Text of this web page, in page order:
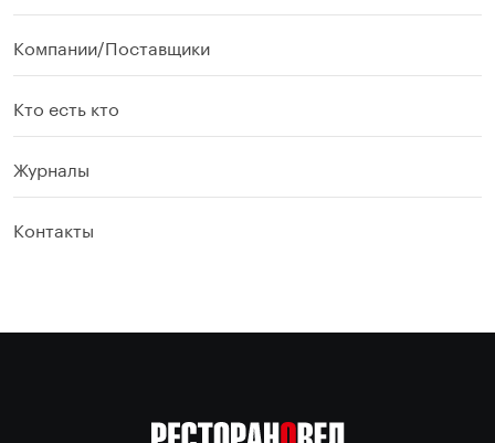
Компании/Поставщики
Кто есть кто
Журналы
Контакты